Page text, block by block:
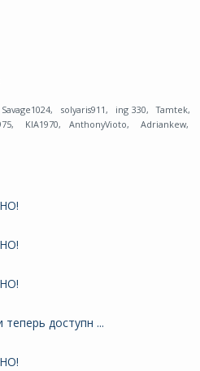
Savage1024, solyaris911, ing 330, Tamtek,
, KIA1970, AnthonyVioto, Adriankew,
доступн ...